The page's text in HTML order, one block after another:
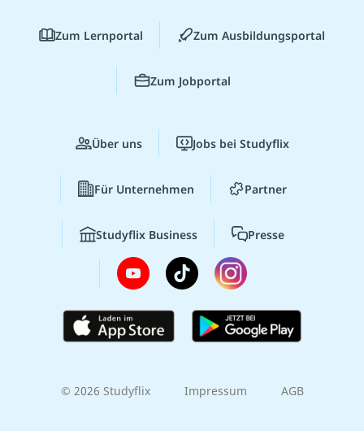
Zum Lernportal Zum Ausbildungsportal
Zum Jobportal
Über uns Jobs bei Studyflix
Für Unternehmen Partner
Studyflix Business Presse
© 2026 Studyflix Impressum AGB